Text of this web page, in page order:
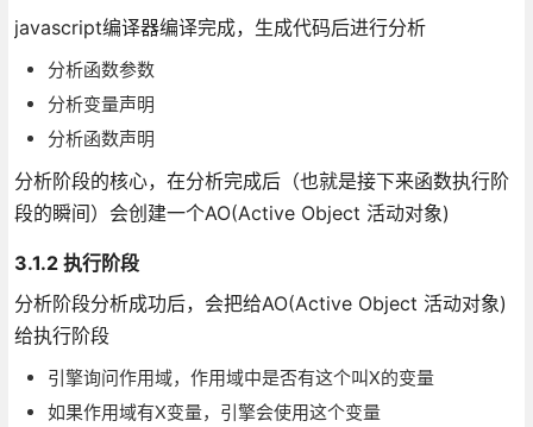
javascript编译器编译完成，生成代码后进行分析
分析函数参数
分析变量声明
分析函数声明
分析阶段的核心，在分析完成后（也就是接下来函数执行阶
段的瞬间）会创建一个AO(Active Object 活动对象)
3.1.2 执行阶段
分析阶段分析成功后，会把给AO(Active Object 活动对象)
给执行阶段
引擎询问作用域，作用域中是否有这个叫X的变量
如果作用域有X变量，引擎会使用这个变量